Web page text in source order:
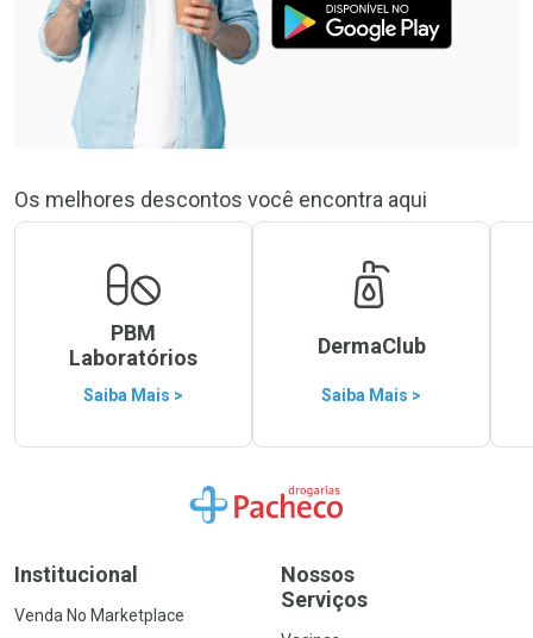
Os melhores descontos você encontra aqui
PBM
Laboratórios
Saiba Mais >
DermaClub
Saiba Mais >
Ir para a Home
Institucional
Venda No Marketplace
Nossos
Serviços